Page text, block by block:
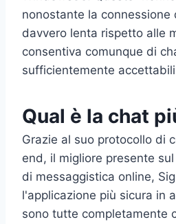
nonostante la connessione
davvero lenta rispetto alle
consentiva comunque di
sufficientemente
Qual è la chat
Grazie al suo protocollo di
end, il migliore presente
di messaggistica online,
l'applicazione più sicura in
sono tutte completamente